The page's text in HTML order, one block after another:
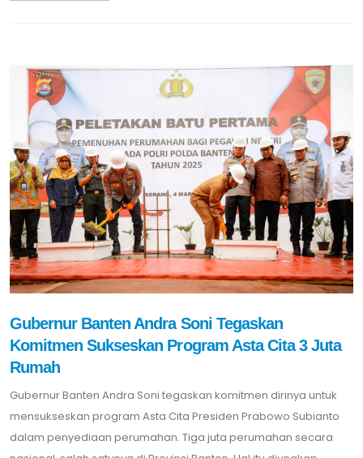
Gubernur Banten Andra Soni Tegaskan
Komitmen Sukseskan Program Asta Cita 3 Juta
Rumah
Gubernur Banten Andra Soni tegaskan komitmen dirinya untuk
mensukseskan program Asta Cita Presiden Prabowo Subianto
dalam penyediaan perumahan. Tiga juta perumahan secara